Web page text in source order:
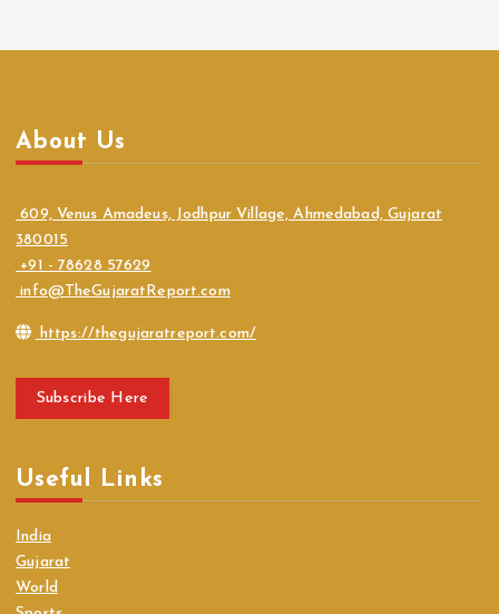
About Us
609, Venus Amadeus, Jodhpur Village, Ahmedabad, Gujarat
380015
+91 - 78628 57629
info@TheGujaratReport.com
https://thegujaratreport.com/
Subscribe Here
Useful Links
India
Gujarat
World